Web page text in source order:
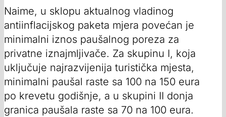
Naime, u sklopu aktualnog vladinog
antiinflacijskog paketa mjera povećan je
minimalni iznos paušalnog poreza za
privatne iznajmljivače. Za skupinu I, koja
uključuje najrazvijenija turistička mjesta,
minimalni paušal raste sa 100 na 150 eura
po krevetu godišnje, a u skupini II donja
granica paušala raste sa 70 na 100 eura.